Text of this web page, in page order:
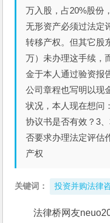
万入股，占20%股份
无形资产必须过法定
转移产权。但其它股
万）未办理这手续，
金于本人通过验资报
公司章程也写明以现
状况，本人现在想问
协议书是否有效？3
否要求办理法定评估
产权
关键词： 投资并购法律
法律桥网友